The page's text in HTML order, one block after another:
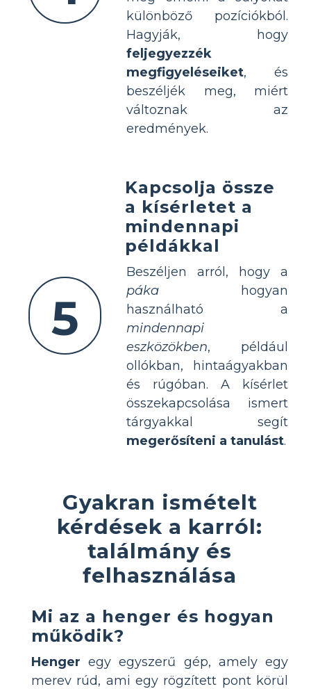
különböző pozíciókból.
Hagyják, hogy
feljegyezzék
megfigyeléseiket, és
beszéljék meg, miért
változnak az
eredmények.
5
Kapcsolja össze
a kísérletet a
mindennapi
példákkal
Beszéljen arról, hogy a
páka hogyan
használható a
mindennapi
eszközökben, például
ollókban, hintaágyakban
és rúgóban. A kísérlet
összekapcsolása ismert
tárgyakkal segít
megerősíteni a tanulást.
Gyakran ismételt
kérdések a karról:
találmány és
felhasználása
Mi az a henger és hogyan
működik?
Henger egy egyszerű gép, amely egy
merev rúd, ami egy rögzített pont körül